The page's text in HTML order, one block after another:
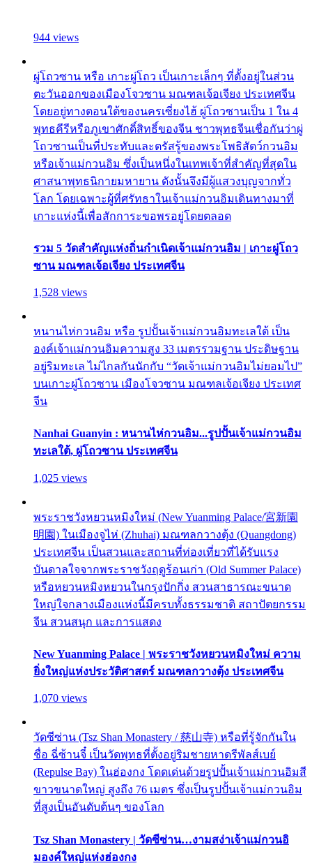
944 views
ผู่โถวซาน หรือ เกาะผู่โถว เป็นเกาะเล็กๆ ที่ตั้งอยู่ในส่วน
ตะวันออกของเมืองโจวซาน มณฑลเจ้อเจียง ประเทศจีน
โดยอยู่ทางตอนใต้ของนครเซี่ยงไฮ้ ผู่โถวซานเป็น 1 ใน 4
พุทธคีรีหรือภูเขาศักดิ์สิทธิ์ของจีน ชาวพุทธจีนเชื่อกันว่าผู่
โถวซานเป็นที่ประทับและตรัสรู้ของพระโพธิสัตว์กวนอิม
หรือเจ้าแม่กวนอิม ซึ่งเป็นหนึ่งในเทพเจ้าที่สำคัญที่สุดใน
ศาสนาพุทธนิกายมหายาน ดังนั้นจึงมีผู้แสวงบุญจากทั่ว
โลก โดยเฉพาะผู้ที่ศรัทธาในเจ้าแม่กวนอิมเดินทางมาที่
เกาะแห่งนี้เพื่อสักการะขอพรอยู่โดยตลอด
รวม 5 วัดสำคัญแห่งถิ่นกำเนิดเจ้าแม่กวนอิม | เกาะผู่โถว
ซาน มณฑลเจ้อเจียง ประเทศจีน
1,528 views
หนานไห่กวนอิม หรือ รูปปั้นเจ้าแม่กวนอิมทะเลใต้ เป็น
องค์เจ้าแม่กวนอิมความสูง 33 เมตรรวมฐาน ประดิษฐาน
อยู่ริมทะเล ไม่ไกลกันนักกับ “วัดเจ้าแม่กวนอิมไม่ยอมไป”
บนเกาะผู่โถวซาน เมืองโจวซาน มณฑลเจ้อเจียง ประเทศ
จีน
Nanhai Guanyin : หนานไห่กวนอิม...รูปปั้นเจ้าแม่กวนอิม
ทะเลใต้, ผู่โถวซาน ประเทศจีน
1,025 views
พระราชวังหยวนหมิงใหม่ (New Yuanming Palace/宮新園
明園) ในเมืองจูไห่ (Zhuhai) มณฑลกวางตุ้ง (Quangdong)
ประเทศจีน เป็นสวนและสถานที่ท่องเที่ยวที่ได้รับแรง
บันดาลใจจากพระราชวังฤดูร้อนเก่า (Old Summer Palace)
หรือหยวนหมิงหยวนในกรุงปักกิ่ง สวนสาธารณะขนาด
ใหญ่ใจกลางเมืองแห่งนี้มีครบทั้งธรรมชาติ สถาปัตยกรรม
จีน สวนสนุก และการแสดง
New Yuanming Palace | พระราชวังหยวนหมิงใหม่ ความ
ยิ่งใหญ่แห่งประวัติศาสตร์ มณฑลกวางตุ้ง ประเทศจีน
1,070 views
วัดซีซ่าน (Tsz Shan Monastery / 慈山寺) หรือที่รู้จักกันใน
ชื่อ ฉี่ซ้านจี๋ เป็นวัดพุทธที่ตั้งอยู่ริมชายหาดรีพัลส์เบย์
(Repulse Bay) ในฮ่องกง โดดเด่นด้วยรูปปั้นเจ้าแม่กวนอิมสี
ขาวขนาดใหญ่ สูงถึง 76 เมตร ซึ่งเป็นรูปปั้นเจ้าแม่กวนอิม
ที่สูงเป็นอันดับต้นๆ ของโลก
Tsz Shan Monastery | วัดซีซ่าน…งามสง่าเจ้าแม่กวนอิ
มองค์ใหญ่แห่งฮ่องกง